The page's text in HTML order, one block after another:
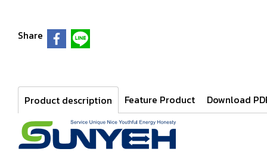
Share
Product description Feature Product Download